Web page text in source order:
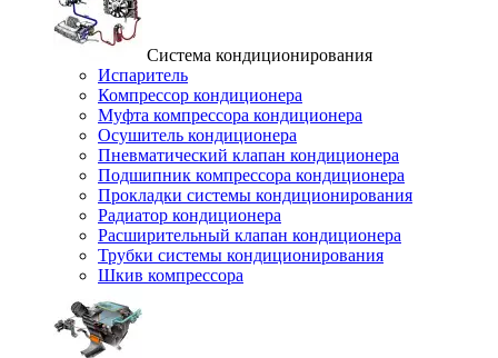
Система кондиционирования
Испаритель
Компрессор кондиционера
Муфта компрессора кондиционера
Осушитель кондиционера
Пневматический клапан кондиционера
Подшипник компрессора кондиционера
Прокладки системы кондиционирования
Радиатор кондиционера
Расширительный клапан кондиционера
Трубки системы кондиционирования
Шкив компрессора